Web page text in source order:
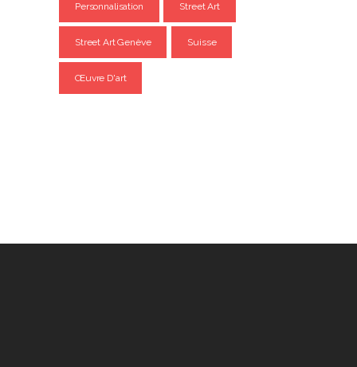
Personnalisation Street Art
Street Art Genève Suisse
Œuvre D'art